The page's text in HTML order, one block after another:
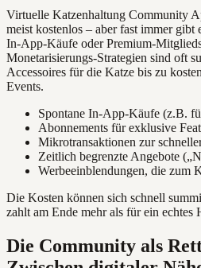
Virtuelle Katzenhaltung Community
meist kostenlos – aber fast immer gibt
In-App-Käufe oder Premium-
Monetarisierungs-Strategien sind oft
Accessoires für die Katze bis zu
Events.
Spontane In-App-Käufe (z.B.
Abonnements für exklusive
Mikrotransaktionen zur
Zeitlich begrenzte Angebote
Werbeeinblendungen, die zum
Die Kosten können sich schnell
zahlt am Ende mehr als für ein echtes
Die Community als